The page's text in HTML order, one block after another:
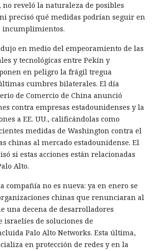
reveló la naturaleza de posibles
precisó qué medidas podrían seguir en
incumplimientos.
en medio del empeoramiento de las
y tecnológicas entre Pekín y
en peligro la frágil tregua
cumbres bilaterales. El día
de Comercio de China anunció
contra empresas estadounidenses y la
a EE. UU., calificándolas como
medidas de Washington contra el
chinas al mercado estadounidense. El
si estas acciones están relacionadas
Alto.
compañía no es nueva: ya en enero se
chinas que renunciaran al
una decena de desarrolladores
israelíes de soluciones de
Palo Alto Networks. Esta última,
en protección de redes y en la